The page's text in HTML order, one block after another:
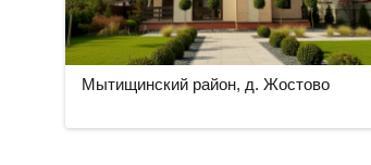
Мытищинский район, д. Жостово